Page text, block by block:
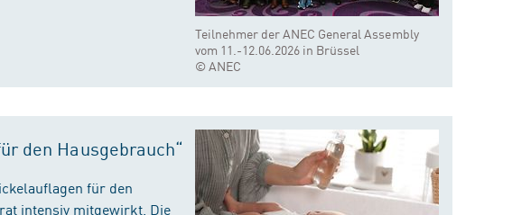
Teilnehmer der ANEC General Assembly
vom 11.-12.06.2026 in Brüssel
© ANEC
den Hausgebrauch“
für den
intensiv mitgewirkt. Die